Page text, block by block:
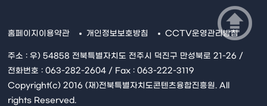
홈페이지이용약관 개인정보보호방침 CCTV운영관리방침
주소 : 우) 54858 전북특별자치도 전주시 덕진구 만성북로 21-26 /
전화번호 : 063-282-2604 / Fax : 063-222-3119
Copyright(c) 2016 (재)전북특별자치도콘텐츠융합진흥원. All
rights Reserved.